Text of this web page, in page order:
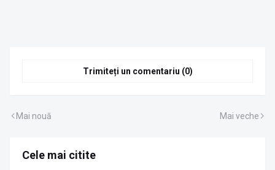
Trimiteți un comentariu (0)
Mai nouă Mai veche
Cele mai citite